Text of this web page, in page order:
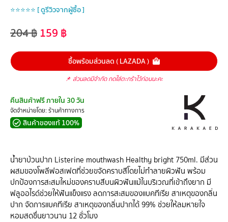
⭐⭐⭐⭐⭐ [ ดูรีวิวจากผู้ซื้อ ]
204฿ 159 ฿
ซื้อพร้อมส่วนลด ( LAZADA )
📌 ส่วนลดมีจำกัด กดใส่ตะกร้าไว้ก่อนนะคะ
คืนสินค้าฟรี ภายใน 30 วัน
จัดจำหน่ายโดย: ร้านค้าทางการ
สินค้าของแท้ 100%
น้ำยาบ้วนปาก Listerine mouthwash Healthy bright 750ml. มีส่วน
ผสมของโพลีฟอสเฟตที่ช่วยขจัดคราบสีโดยไม่ทำลายผิวฟัน พร้อม
ปกป้องการสะสมใหม่ของคราบสีบนผิวฟันแม้ในบริเวณที่เข้าถึงยาก มี
ฟลูออไรด์ช่วยให้ฟันแข็งแรง ลดการสะสมของแบคทีเรีย สาเหตุของกลิ่น
ปาก จัดการแบคทีเรีย สาเหตุของกลิ่นปากได้ 99% ช่วยให้ลมหายใจ
หอมสดชื่นยาวนาน 12 ชั่วโมง